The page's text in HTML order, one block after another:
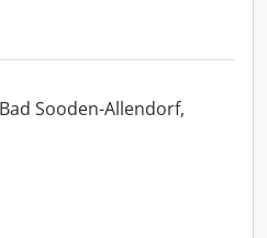
Sooden-Allendorf,